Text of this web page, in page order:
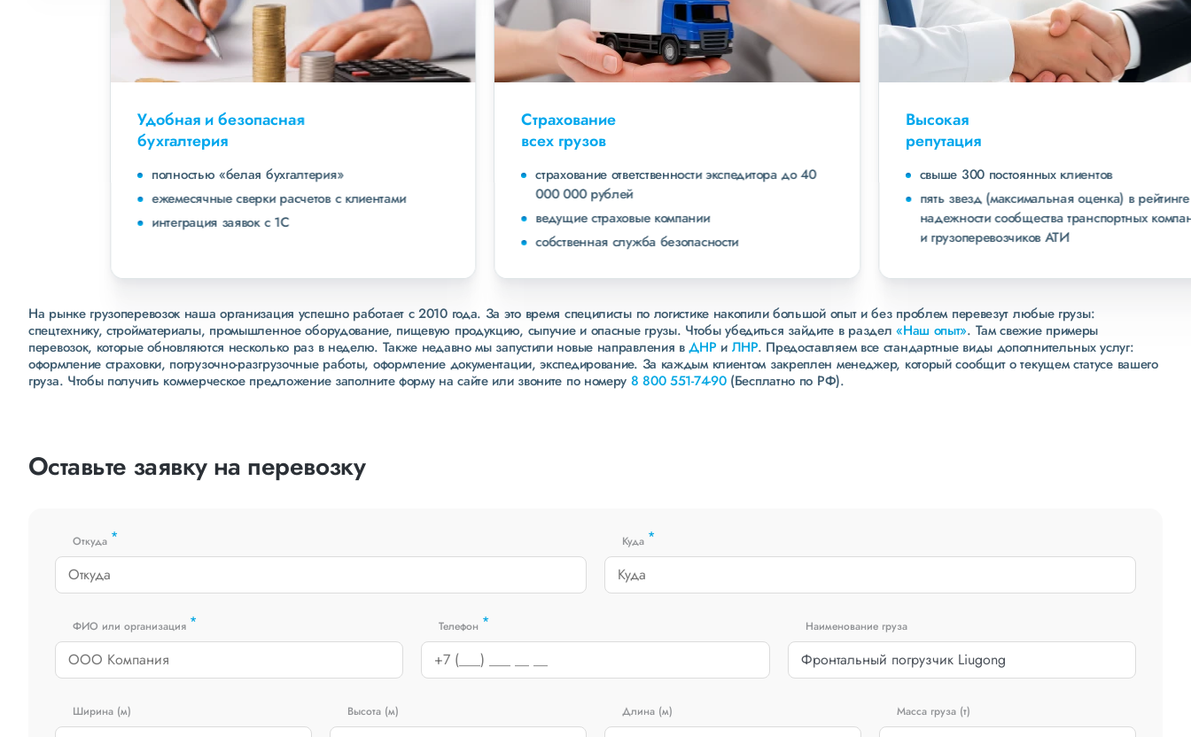
Удобная и безопасная
бухгалтерия
полностью «белая бухгалтерия»
ежемесячные сверки расчетов с клиентами
интеграция заявок с 1С
Страхование
всех грузов
страхование ответственности экспедитора до 40
000 000 рублей
ведущие страховые компании
собственная служба безопасности
свыше 300 постоянных клиентов
пять звезд (максимальная оценка) в рейтинге
надежности сообщества транспортных компаний
и грузоперевозчиков АТИ
На рынке грузоперевозок наша организация успешно работает с 2010 года. За это время специлисты по логистике накопили большой опыт и без проблем перевезут любые грузы:
спецтехнику, стройматериалы, промышленное оборудование, пищевую продукцию, сыпучие и опасные грузы. Чтобы убедиться зайдите в раздел«Наш опыт». Там свежие примеры
перевозок, которые обновляются несколько раз в неделю. Также недавно мы запустили новые направления вДНР и ЛНР. Предоставляем все стандартные виды дополнительных услуг:
оформление страховки, погрузочно-разгрузочные работы, оформление документации, экспедирование. За каждым клиентом закреплен менеджер, который сообщит о текущем статусе вашего
груза. Чтобы получить коммерческое предложение заполните форму на сайте или звоните по номеру 8 800 551-74-90(Бесплатно по РФ).
Оставьте заявку на перевозку
Откуда * Куда *
ФИО или организация * Телефон * Наименование груза
Ширина (м) Высота (м) Длина (м) Масса груза (т)